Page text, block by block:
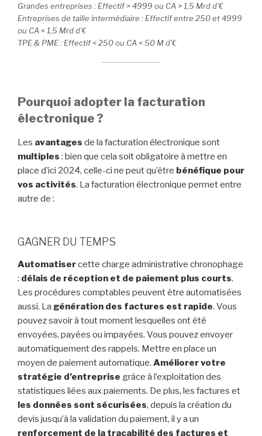
Grandes entreprises : Effectif > 4999 ou CA > 1,5 Mrd d’€
Entreprises de taille intermédiaire : Effectif entre 250 et 4999
ou CA < 1,5 Mrd d’€
TPE & PME : Effectif < 250 ou CA < 50 M d’€
Pourquoi adopter la facturation
électronique ?
Les avantages de la facturation électronique sont
multiples : bien que cela soit obligatoire à mettre en
place d’ici 2024, celle-ci ne peut qu’être bénéfique pour
vos activités. La facturation électronique permet entre
autre de :
GAGNER DU TEMPS
Automatisercette charge administrative chronophage
: délais de réception et de paiement plus courts.
Les procédures comptables peuvent être automatisées
aussi. La génération des factures est rapide. Vous
pouvez savoir à tout moment lesquelles ont été
envoyées, payées ou impayées. Vous pouvez envoyer
automatiquement des rappels. Mettre en place un
moyen de paiement automatique. Améliorer votre
stratégie d’entreprise grâce à l’exploitation des
statistiques liées aux paiements. De plus, les factures et
les données sont sécurisées, depuis la création du
devis jusqu’à la validation du paiement, il y a un
renforcement de la traçabilité des factures et